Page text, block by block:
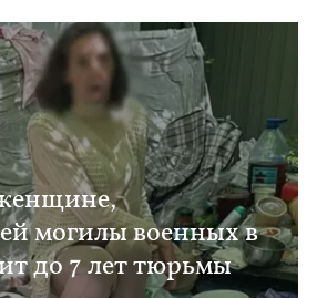
могилы военных в
до 7 лет тюрьмы